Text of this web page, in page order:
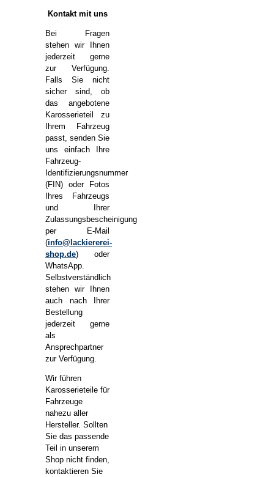
Kontakt mit uns
Bei Fragen
stehen wir Ihnen
jederzeit gerne
zur Verfügung.
Falls Sie nicht
sicher sind, ob
das angebotene
Karosserieteil zu
Ihrem Fahrzeug
passt, senden Sie
uns einfach Ihre
Fahrzeug-
Identifizierungsnummer
(FIN) oder Fotos
Ihres Fahrzeugs
und Ihrer
Zulassungsbescheinigung
per E-Mail
(info@lackiererei-
shop.de) oder
WhatsApp.
Selbstverständlich
stehen wir Ihnen
auch nach Ihrer
Bestellung
jederzeit gerne
als
Ansprechpartner
zur Verfügung.
Wir führen
Karosserieteile für
Fahrzeuge
nahezu aller
Hersteller. Sollten
Sie das passende
Teil in unserem
Shop nicht finden,
kontaktieren Sie